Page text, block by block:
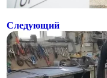
Следующий